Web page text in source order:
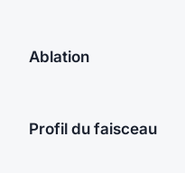
Ablation
Profil du faisceau